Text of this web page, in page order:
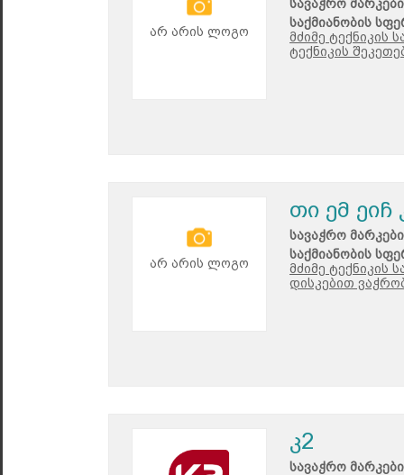
არ არის ლოგო
სავაჭრო
საქმიანობის
მძიმე ტექნიკის
ტექნიკის
არ არის ლოგო
თი ემ ეიჩ
სავაჭრო
საქმიანობის
მძიმე ტექნიკის
დისკებით
კ2
სავაჭრო